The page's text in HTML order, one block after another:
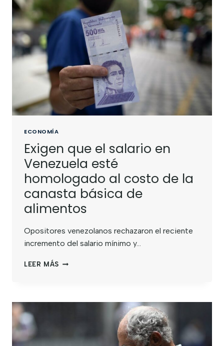
ECONOMÍA
Exigen que el salario en
Venezuela esté
homologado al costo de la
canasta básica de
alimentos
Opositores venezolanos rechazaron el reciente
incremento del salario mínimo y…
LEER MÁS